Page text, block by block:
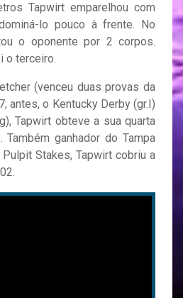
Tapwirt emparelhou com
lo pouco à frente. No
o oponente por 2 corpos.
o terceiro.
(venceu duas provas da
antes, o Kentucky Derby (gr.I)
Tapwirt obteve a sua quarta
ganhador do Tampa
Stakes, Tapwirt cobriu a